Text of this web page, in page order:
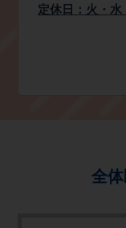
定休日：火・
全